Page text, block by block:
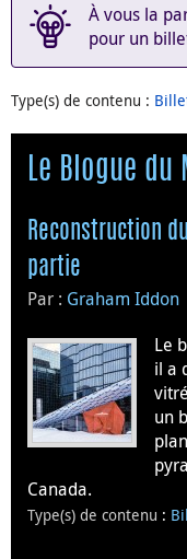
À vous la
pour un
Type(s) de contenu :
Le Blogue du
Reconstruction
partie
Par : Graham Iddon
Le
il a
un
Canada.
Type(s) de contenu :